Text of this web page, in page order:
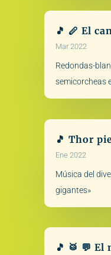
🎵 🪈 El
Mar 2022
Redondas-
semicorcheas
🎵 Thor
Ene 2022
Música del
gigantes»
🎵 🥁 💬 El